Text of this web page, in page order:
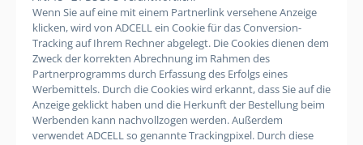
Wenn Sie auf eine mit einem Partnerlink versehene Anzeige
klicken, wird von ADCELL ein Cookie für das Conversion-
Tracking auf Ihrem Rechner abgelegt. Die Cookies dienen dem
Zweck der korrekten Abrechnung im Rahmen des
Partnerprogramms durch Erfassung des Erfolgs eines
Werbemittels. Durch die Cookies wird erkannt, dass Sie auf die
Anzeige geklickt haben und die Herkunft der Bestellung beim
Werbenden kann nachvollzogen werden. Außerdem
verwendet ADCELL so genannte Trackingpixel. Durch diese